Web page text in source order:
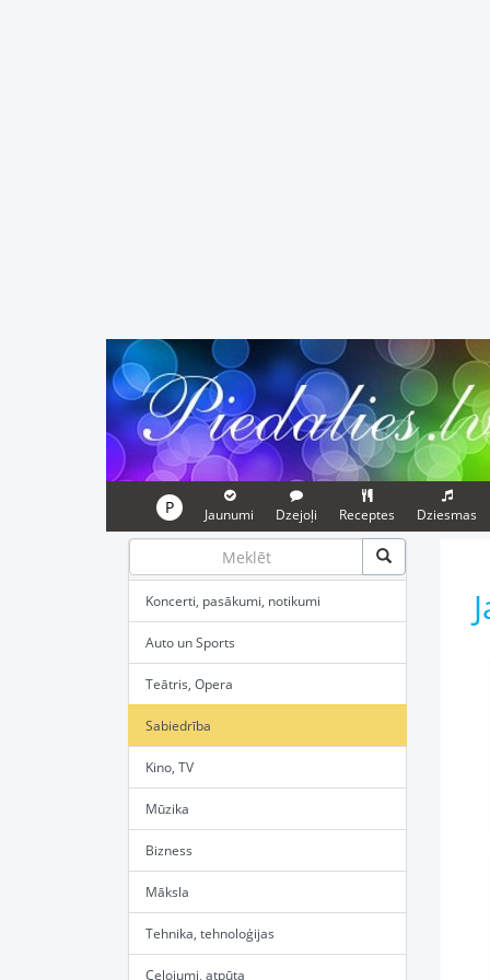
P Jaunumi Dzejoļi Receptes Dziesmas
Koncerti, pasākumi, notikumi
Auto un Sports
Teātris, Opera
Sabiedrība
Kino, TV
Mūzika
Bizness
Māksla
Tehnika, tehnoloģijas
Ceļojumi, atpūta